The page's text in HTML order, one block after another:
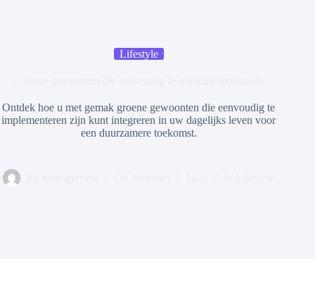
Lifestyle
Ontdek hoe u met gemak groene gewoonten die eenvoudig te
implementeren zijn kunt integreren in uw dagelijks leven voor
een duurzamere toekomst.